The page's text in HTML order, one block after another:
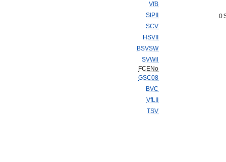
VfB
StPII
SCV
HSVII
BSVSW
SVWil
FCENo
GSC08
BVC
VfLII
TSV